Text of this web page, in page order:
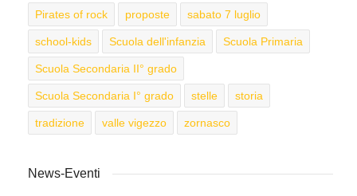
Pirates of rock proposte sabato 7 luglio
school-kids Scuola dell'infanzia Scuola Primaria
Scuola Secondaria II° grado
Scuola Secondaria I° grado stelle storia
tradizione valle vigezzo zornasco
News-Eventi